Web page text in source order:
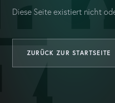
Diese Seite existiert nicht
ZURÜCK ZUR STARTSEITE